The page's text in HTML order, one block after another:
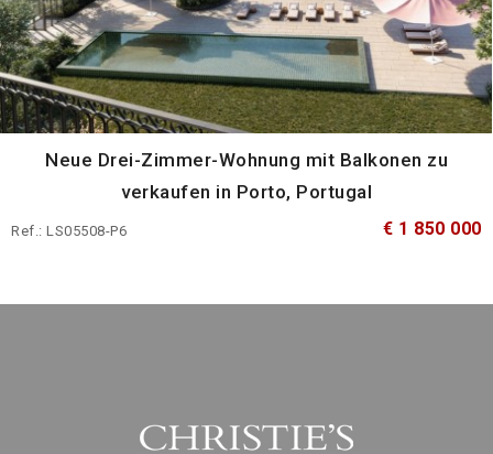
Neue Drei-Zimmer-Wohnung mit Balkonen zu
verkaufen in Porto, Portugal
Ref.: LS05508-P6 € 1 850 000